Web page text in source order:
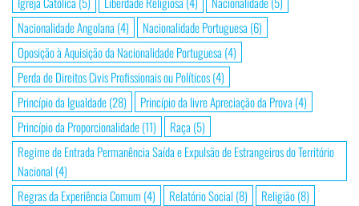
Nacionalidade Angolana (4) Nacionalidade Portuguesa (6)
Oposição à Aquisição da Nacionalidade Portuguesa (4)
Perda de Direitos Civis Profissionais ou Políticos(4)
Princípio da Igualdade(28) Princípio da livre Apreciação da Prova (4)
Princípio da Proporcionalidade(11) Raça (5)
Regime de Entrada Permanência Saída e Expulsão de Estrangeiros do Território
Nacional (4)
Regras da Experiência Comum (4) Relatório Social (8) Religião(8)